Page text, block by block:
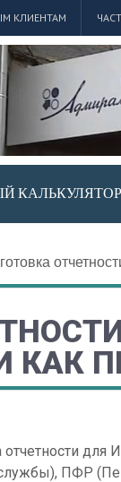
КЛИЕНТАМ
КАЛЬКУЛЯТОР
КАК
отчетности
ПФР